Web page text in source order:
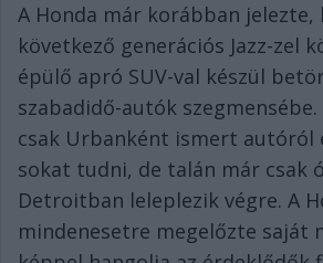
A Honda már korábban jelezte,
következő generációs Jazz-zel
épülő apró SUV-val készül
szabadidő-autók szegmensébe.
csak Urbanként ismert autóról
sokat tudni, de talán már csak
Detroitban leleplezik végre. A
mindenesetre megelőzte saját